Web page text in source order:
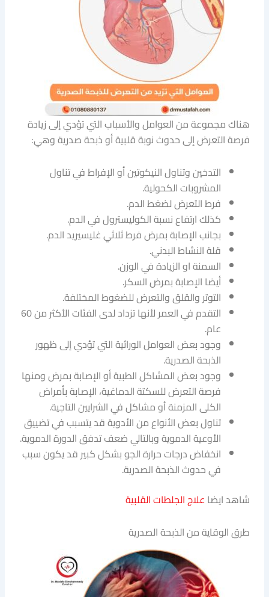
هناك مجموعة من العوامل والأسباب التي تؤدي إلى زيادة
فرصة التعرض إلى حدوث نوبة قلبية أو ذبحة صدرية وهي:
التدخين وتناول النيكوتين أو الإفراط في تناول
المشروبات الكحولية.
فرط التعرض لضغط الدم.
كذلك ارتفاع نسبة الكوليسترول في الدم.
بجانب الإصابة بمرض فرط ثلاثي غليسيريد الدم.
قلة النشاط البدني.
السمنة او الزيادة في الوزن.
أيضا الإصابة بمرض السكر.
التوتر والقلق والتعرض للضغوط المختلفة.
التقدم في العمر لأنها تزداد لدى الفئات الأكثر من 60
عام.
وجود بعض العوامل الوراثية التي تؤدي إلى ظهور
الذبحة الصدرية.
وجود بعض المشاكل الطبية أو الإصابة بمرض ومنها
فرصة التعرض للسكتة الدماغية، الإصابة بأمراض
الكلى المزمنة أو مشاكل في الشرايين التاجية.
تناول بعض الأنواع من الأدوية قد يتسبب في تضييق
الأوعية الدموية وبالتالي ضعف تدفق الدورة الدموية.
انخفاض درجات حرارة الجو بشكل كبير قد يكون سبب
في حدوث الذبحة الصدرية.
شاهد ايضا علاج الجلطات القلبية
طرق الوقاية من الذبحة الصدرية